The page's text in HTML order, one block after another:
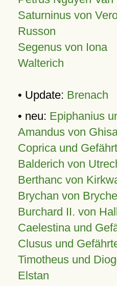
Saturninus von
Russon
Segenus von Iona
Walterich
• Update: Brenach
• neu: Epiphanius
Amandus von
Coprica und
Balderich von
Berthanc von
Brychan von
Burchard II. von
Caelestina und
Clusus und
Timotheus und
Elstan